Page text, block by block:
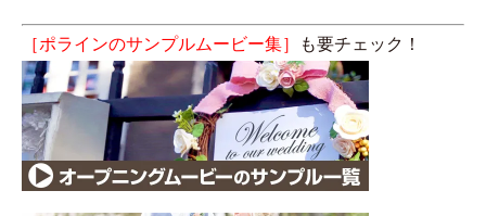
［ポラインのサンプルムービー集］ も要チェック！